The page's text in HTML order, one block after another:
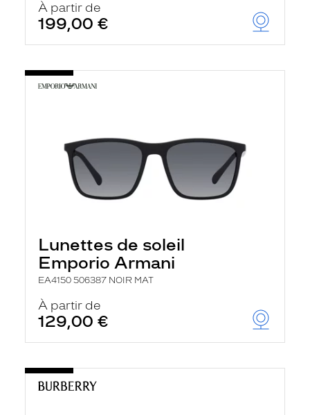
À partir de
199,00 €
Lunettes de soleil
Emporio Armani
EA4150 506387 NOIR MAT
À partir de
129,00 €